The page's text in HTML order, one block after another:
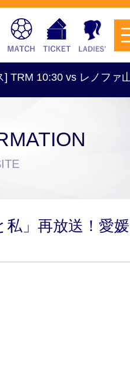
10:30 vs レノファ山
私」再放送！愛媛